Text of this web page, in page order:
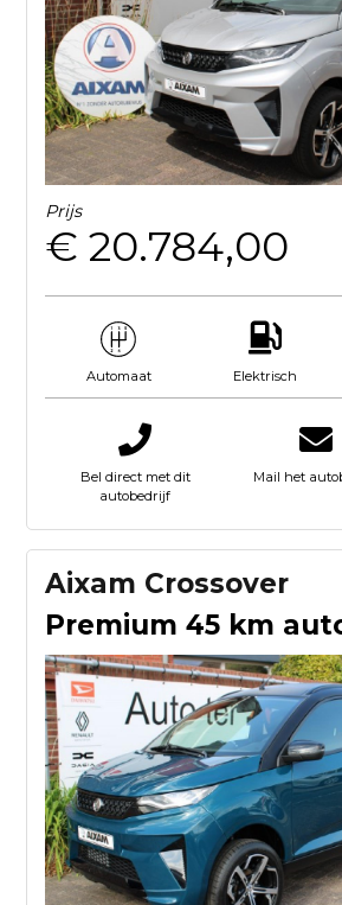
Prijs
€ 20.784,00
Automaat Elektrisch
Bel direct met dit
autobedrijf
Mail het
Aixam Crossover